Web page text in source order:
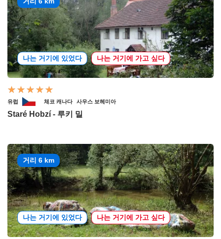
나는 거기에 있었다 나는 거기에 가고 싶다
유럽 체코 캐나다 사우스 보헤미아
Staré Hobzí - 루키 밀
거리 6 km
나는 거기에 있었다 나는 거기에 가고 싶다